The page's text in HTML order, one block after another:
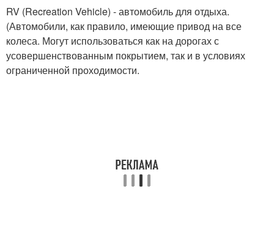
RV (Recreation Vehicle) - автомобиль для отдыха.
(Автомобили, как правило, имеющие привод на все
колеса. Могут использоваться как на дорогах с
усовершенствованным покрытием, так и в условиях
ограниченной проходимости.